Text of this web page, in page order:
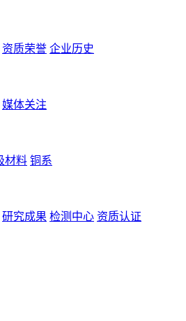
资质荣誉 企业历史
媒体关注
材料 铜系
研究成果 检测中心 资质认证